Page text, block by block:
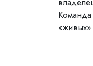
«живых»